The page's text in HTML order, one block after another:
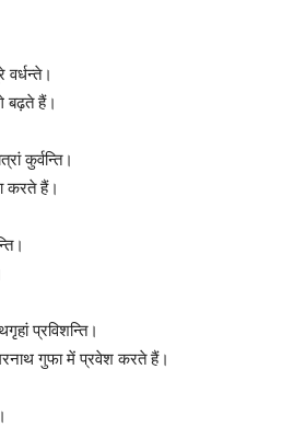
बढ़ते हैं।
कुर्वन्ति।
करते हैं।
प्रविशन्ति।
गुफा में प्रवेश करते हैं।